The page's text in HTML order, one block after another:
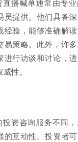
直播喊单通常由专
员提供。他们具备
经验，能够准确解
易策略。此外，许
进行访谈和讨论，
性。
投资咨询服务不同
的互动性。投资者